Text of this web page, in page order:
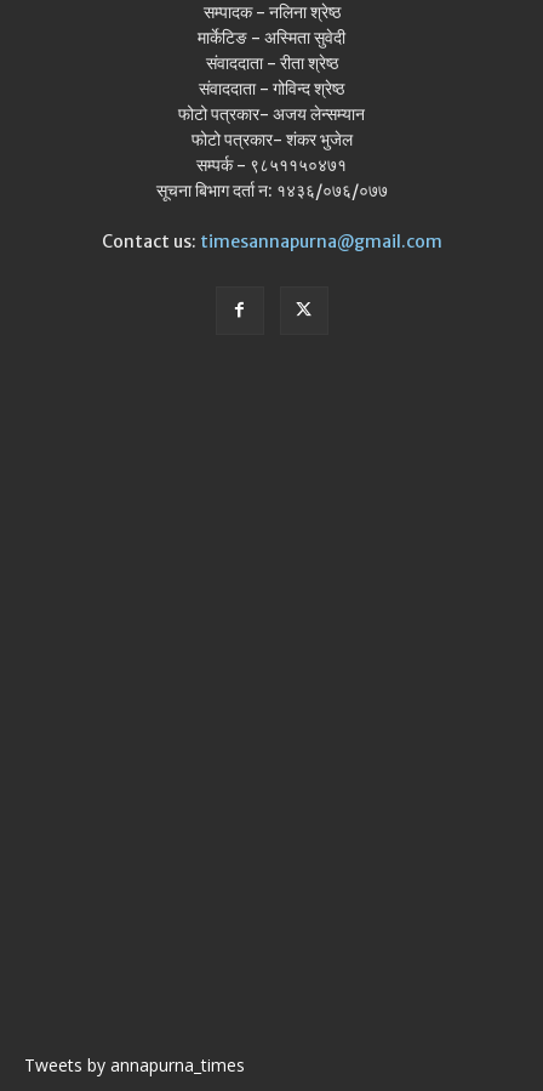
सम्पादक - नलिना श्रेष्ठ
मार्केटिङ - अस्मिता सुवेदी
संवाददाता - रीता श्रेष्ठ
संवाददाता - गोविन्द श्रेष्ठ
फोटो पत्रकार- अजय लेन्सम्यान
फोटो पत्रकार- शंकर भुजेल
सम्पर्क - ९८५११५०४७१
सूचना बिभाग दर्ता न: १४३६/०७६/०७७
Contact us: timesannapurna@gmail.com
Tweets by annapurna_times